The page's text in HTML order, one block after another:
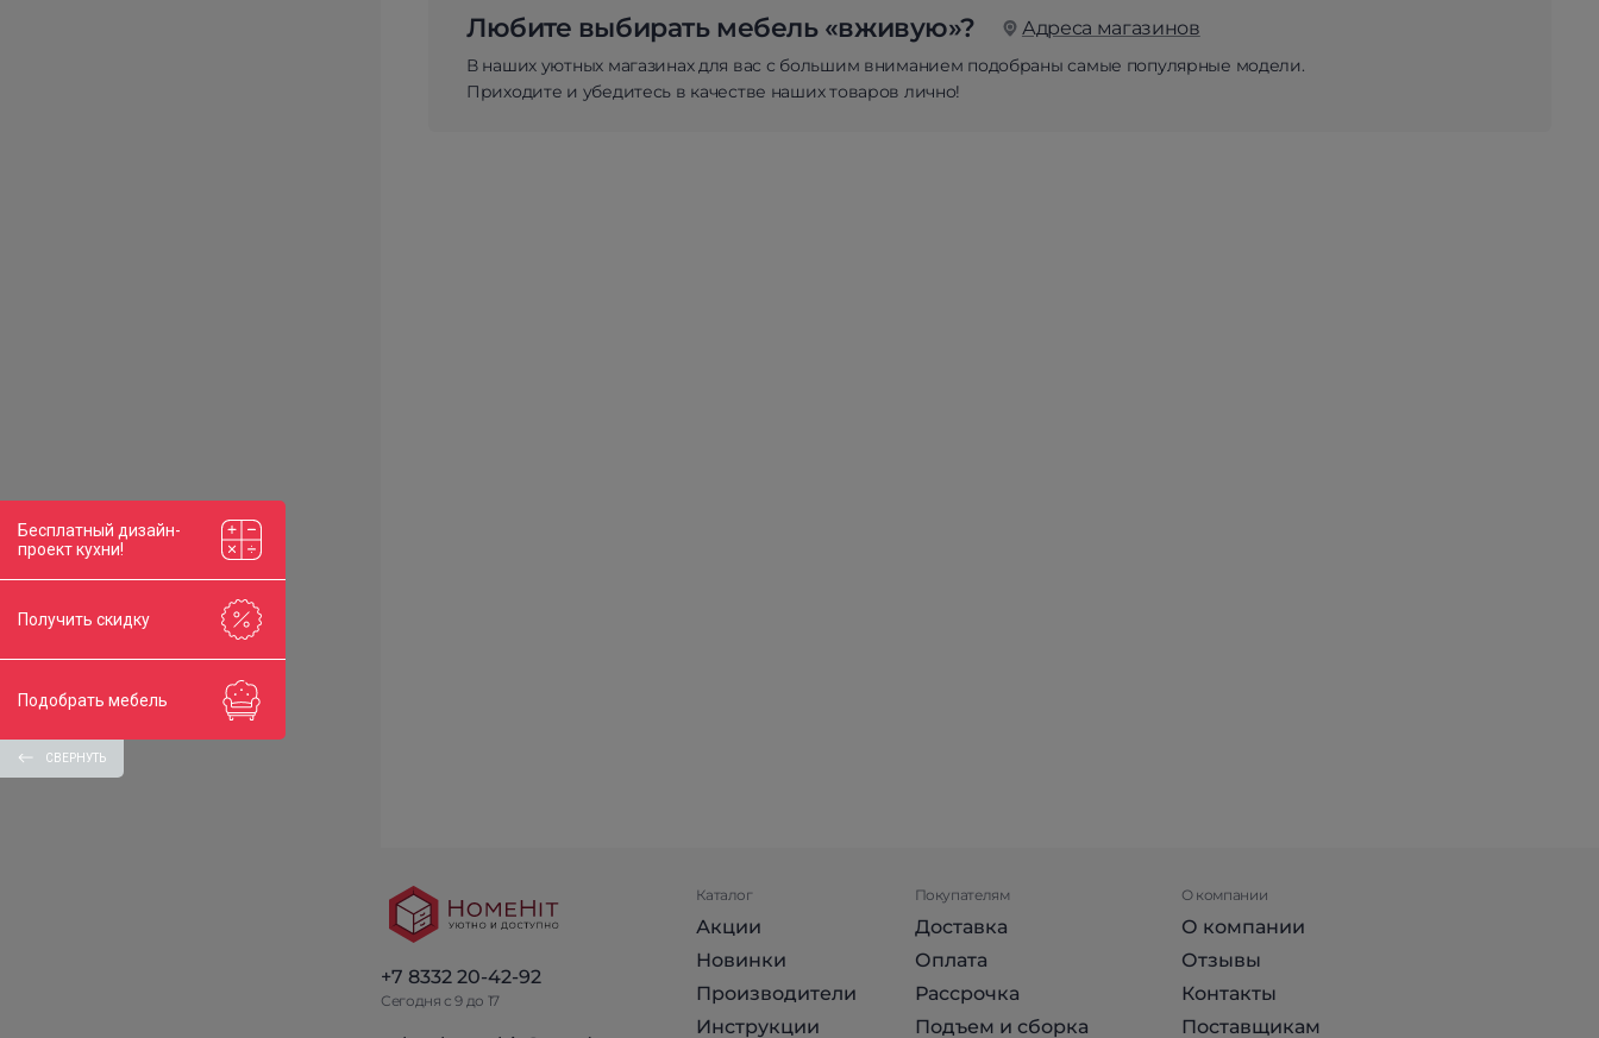
Любите выбирать мебель «вживую»? Адреса магазинов
В наших уютных магазинах для вас с большим вниманием подобраны самые популярные модели.
Приходите и убедитесь в качестве наших товаров лично!
+7 8332 20-42-92
Сегодня с 9 до 17
Каталог
Акции
Новинки
Производители
Инструкции
Покупателям
Доставка
Оплата
Рассрочка
Подъем и сборка
О компании
О компании
Отзывы
Контакты
Поставщикам
Бесплатный дизайн-
проект кухни!
Получить скидку
Подобрать мебель
СВЕРНУТЬ